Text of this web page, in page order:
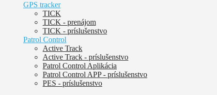
GPS tracker
TICK
TICK - prenájom
TICK - príslušenstvo
Patrol Control
Active Track
Active Track - príslušenstvo
Patrol Control Aplikácia
Patrol Control APP - príslušenstvo
PES - príslušenstvo